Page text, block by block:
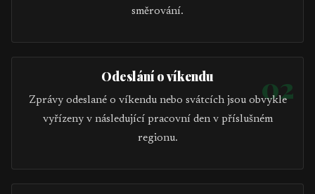
směrování.
02
Odeslání o víkendu
Zprávy odeslané o víkendu nebo svátcích jsou obvykle
vyřízeny v následující pracovní den v příslušném
regionu.